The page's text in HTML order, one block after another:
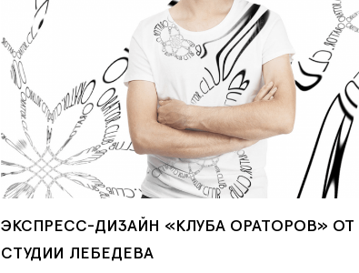
ЭКСПРЕСС-ДИЗАЙН «КЛУБА ОРАТОРОВ» ОТ
СТУДИИ ЛЕБЕДЕВА